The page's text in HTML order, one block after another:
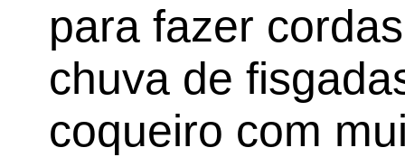
para fazer
chuva de
coqueiro com